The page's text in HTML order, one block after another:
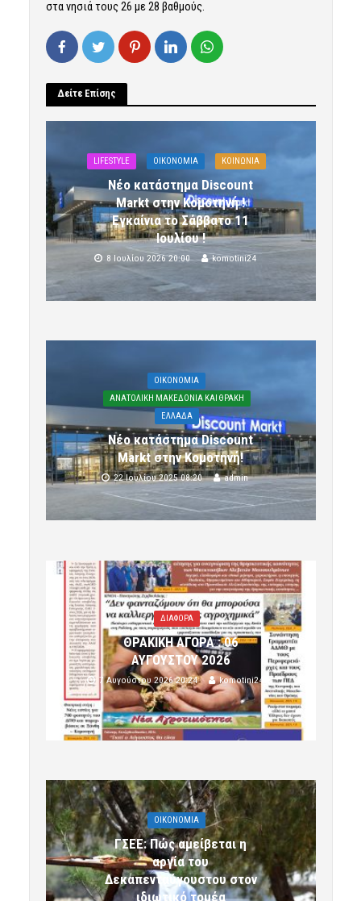
στα νησιά τους 26 με 28 βαθμούς.
Δείτε Επίσης
LIFESTYLE OIKONOMIA ΚΟΙΝΩΝΙΑ
Νέο κατάστημα Discount
Markt στην Κομοτηνή !
Εγκαίνια το Σάββατο 11
Ιουλίου !
8 Ιουλίου 2026 20:00 komotini24
OIKONOMIA
ΑΝΑΤΟΛΙΚΗ ΜΑΚΕΔΟΝΙΑ ΚΑΙ ΘΡΑΚΗ
ΕΛΛΑΔΑ
Νέο κατάστημα Discount
Markt στην Κομοτηνή!
22 Ιουλίου 2025 08:20 admin
ΔΙΑΦΟΡΑ
ΘΡΑΚΙΚΗ ΑΓΟΡΑ : 06
ΑΥΓΟΥΣΤΟΥ 2026
7 Αυγούστου 2026 20:24 komotini24
OIKONOMIA
ΓΣΕΕ: Πώς αμείβεται η
αργία του
Δεκαπενταύγουστου στον
ιδιωτικό τομέα